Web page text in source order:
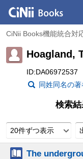
CiNii Books機能統合対
Hoagland,
ID:DA06972537
同姓同名の
検索
20件ずつ表示
The